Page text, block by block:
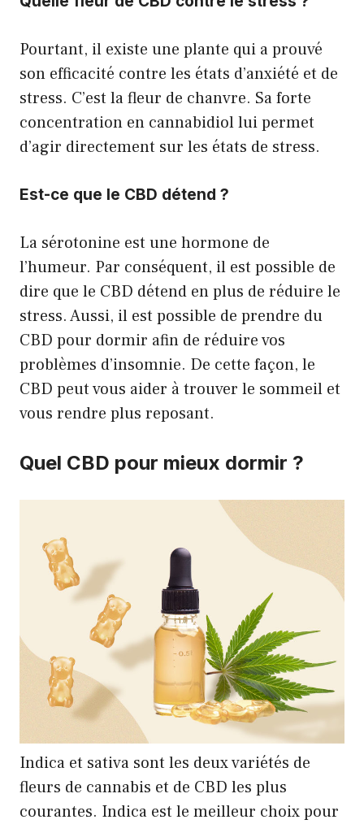
Pourtant, il existe une plante qui a prouvé
son efficacité contre les états d’anxiété et de
stress. C’est la fleur de chanvre. Sa forte
concentration en cannabidiol lui permet
d’agir directement sur les états de stress.
Est-ce que le CBD détend ?
La sérotonine est une hormone de
l’humeur. Par conséquent, il est possible de
dire que le CBD détend en plus de réduire le
stress. Aussi, il est possible de prendre du
CBD pour dormir afin de réduire vos
problèmes d’insomnie. De cette façon, le
CBD peut vous aider à trouver le sommeil et
vous rendre plus reposant.
Quel CBD pour mieux dormir ?
Indica et sativa sont les deux variétés de
fleurs de cannabis et de CBD les plus
courantes. Indica est le meilleur choix pour